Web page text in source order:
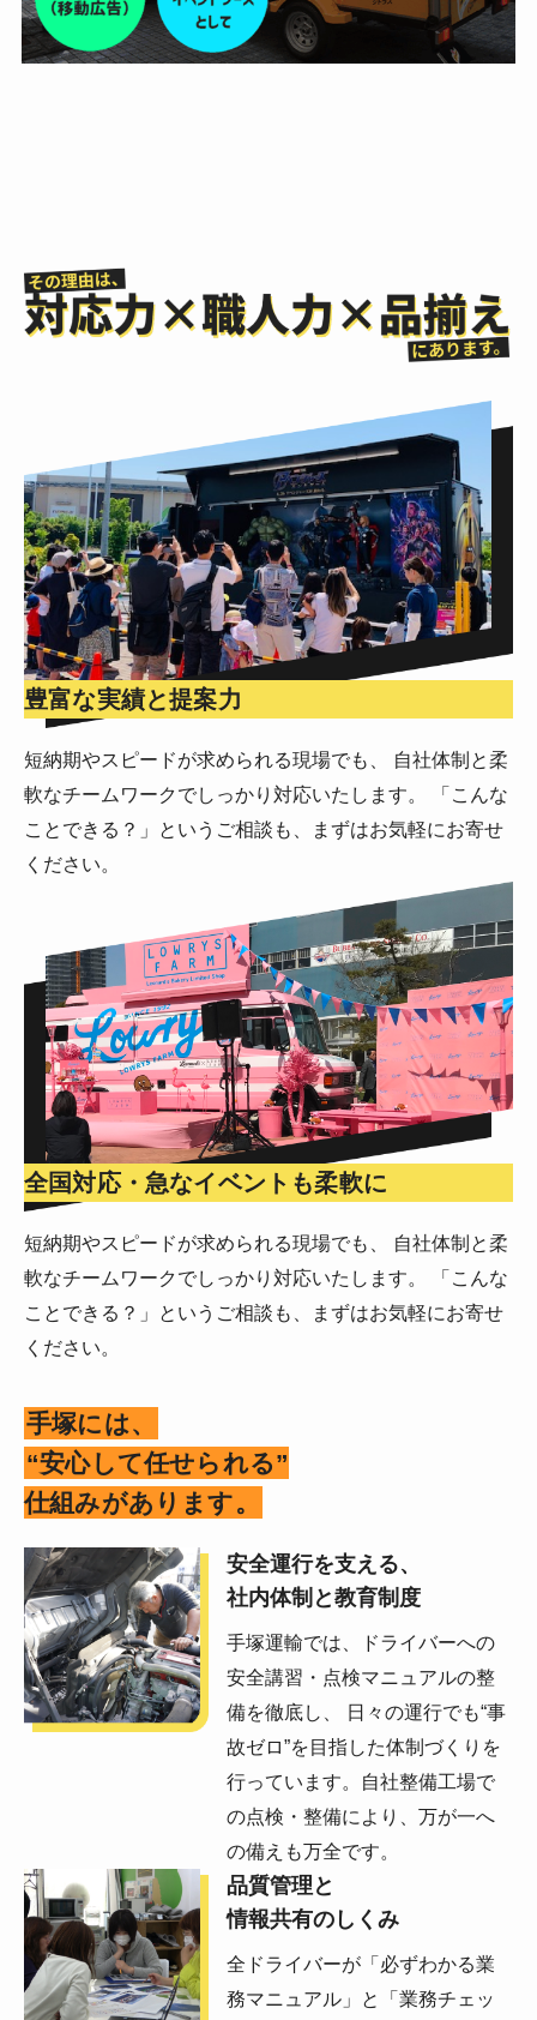
豊富な実績と提案力
短納期やスピードが求められる現場でも、 自社体制と柔
軟なチームワークでしっかり対応いたします。 「こんな
ことできる？」というご相談も、まずはお気軽にお寄せ
ください。
全国対応・急なイベントも柔軟に
短納期やスピードが求められる現場でも、 自社体制と柔
軟なチームワークでしっかり対応いたします。 「こんな
ことできる？」というご相談も、まずはお気軽にお寄せ
ください。
手塚には、
“安心して任せられる”
仕組みがあります。
安全運行を支える、
社内体制と教育制度
手塚運輸では、ドライバーへの
安全講習・点検マニュアルの整
備を徹底し、 日々の運行でも“事
故ゼロ”を目指した体制づくりを
行っています。自社整備工場で
の点検・整備により、万が一へ
の備えも万全です。
品質管理と
情報共有のしくみ
全ドライバーが「必ずわかる業
務マニュアル」と「業務チェッ